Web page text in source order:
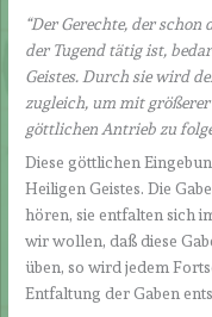
“Der Gerechte, der
der Tugend tätig ist,
Geistes. Durch sie wird
zugleich, um mit
göttlichen Antrieb zu
Diese göttlichen
Heiligen Geistes. Die
hören, sie entfalten sich
wir wollen, daß diese
üben, so wird jedem
Entfaltung der Gaben